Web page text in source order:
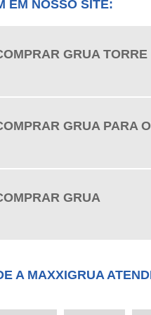
EM NOSSO SITE:
GRUA TORRE
GRUA PARA
GRUA
A MAXXIGRUA